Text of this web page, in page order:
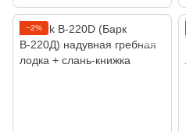
−2%